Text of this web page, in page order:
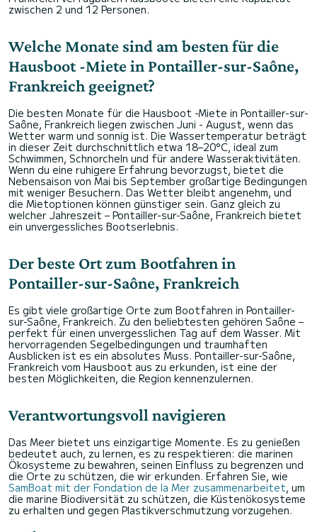
zwischen 2 und 12 Personen.
Welche Monate sind am besten für die
Hausboot -Miete in Pontailler-sur-Saône,
Frankreich geeignet?
Die besten Monate für die Hausboot -Miete in Pontailler-sur-
Saône, Frankreich liegen zwischen Juni - August, wenn das
Wetter warm und sonnig ist. Die Wassertemperatur beträgt
in dieser Zeit durchschnittlich etwa 18–20°C, ideal zum
Schwimmen, Schnorcheln und für andere Wasseraktivitäten.
Wenn du eine ruhigere Erfahrung bevorzugst, bietet die
Nebensaison von Mai bis September großartige Bedingungen
mit weniger Besuchern. Das Wetter bleibt angenehm, und
die Mietoptionen können günstiger sein. Ganz gleich zu
welcher Jahreszeit – Pontailler-sur-Saône, Frankreich bietet
ein unvergessliches Bootserlebnis.
Der beste Ort zum Bootfahren in
Pontailler-sur-Saône, Frankreich
Es gibt viele großartige Orte zum Bootfahren in Pontailler-
sur-Saône, Frankreich. Zu den beliebtesten gehören Saône –
perfekt für einen unvergesslichen Tag auf dem Wasser. Mit
hervorragenden Segelbedingungen und traumhaften
Ausblicken ist es ein absolutes Muss. Pontailler-sur-Saône,
Frankreich vom Hausboot aus zu erkunden, ist eine der
besten Möglichkeiten, die Region kennenzulernen.
Verantwortungsvoll navigieren
Das Meer bietet uns einzigartige Momente. Es zu genießen
bedeutet auch, zu lernen, es zu respektieren: die marinen
Ökosysteme zu bewahren, seinen Einfluss zu begrenzen und
die Orte zu schützen, die wir erkunden. Erfahren Sie, wie
SamBoat mit der Fondation de la Mer zusammenarbeitet, um
die marine Biodiversität zu schützen, die Küstenökosysteme
zu erhalten und gegen Plastikverschmutzung vorzugehen.